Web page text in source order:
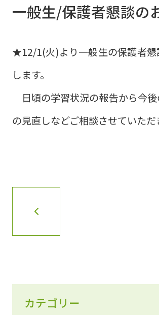
一般生/保護者懇談の
★12/1(火)より一般生の保護者懇
します。
日頃の学習状況の報告から今
の見直しなどご相談させていただ
カテゴリー